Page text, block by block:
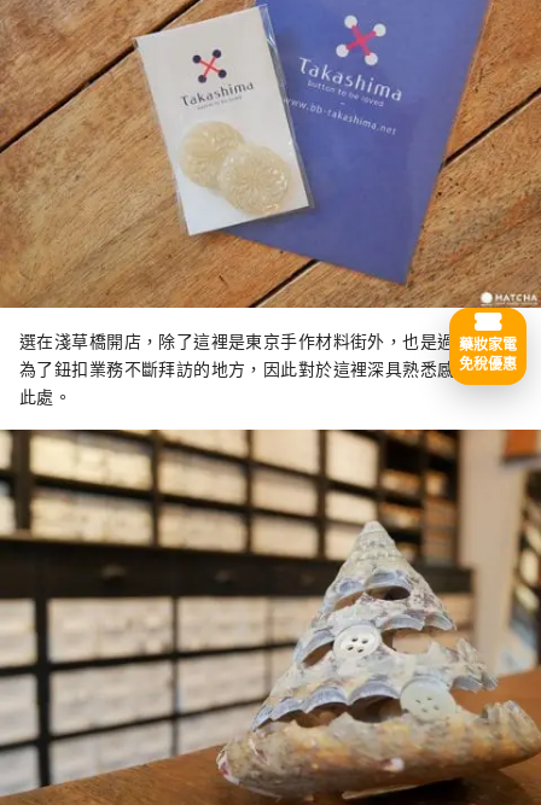
選在淺草橋開店，除了這裡是東京手作材料街外，也是過去20年
為了鈕扣業務不斷拜訪的地方，因此對於這裡深具熟悉感而選擇
此處。
藥妝家電
免稅優惠